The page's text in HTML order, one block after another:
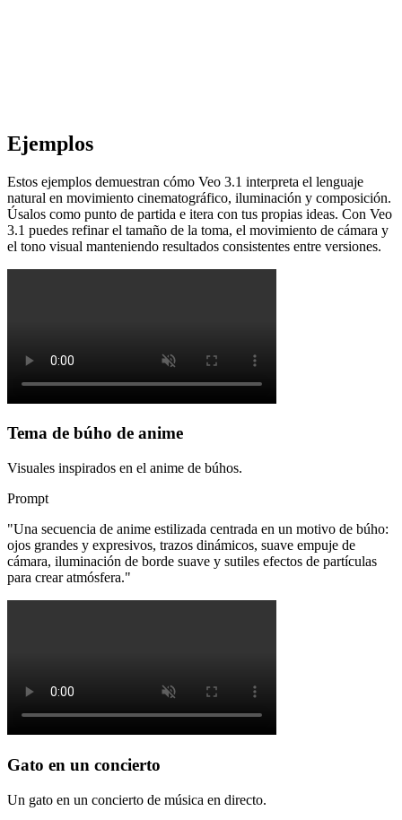
Ejemplos
Estos ejemplos demuestran cómo Veo 3.1 interpreta el lenguaje
natural en movimiento cinematográfico, iluminación y composición.
Úsalos como punto de partida e itera con tus propias ideas. Con Veo
3.1 puedes refinar el tamaño de la toma, el movimiento de cámara y
el tono visual manteniendo resultados consistentes entre versiones.
Tema de búho de anime
Visuales inspirados en el anime de búhos.
Prompt
"Una secuencia de anime estilizada centrada en un motivo de búho:
ojos grandes y expresivos, trazos dinámicos, suave empuje de
cámara, iluminación de borde suave y sutiles efectos de partículas
para crear atmósfera."
Gato en un concierto
Un gato en un concierto de música en directo.